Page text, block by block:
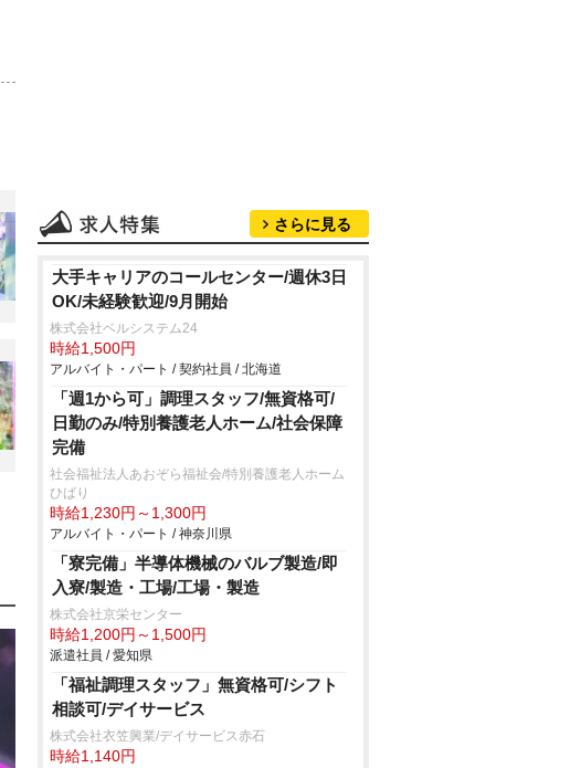
さらに見る
大手キャリアのコールセンター/週休3日
OK/未経験歓迎/9月開始
株式会社ベルシステム24
時給1,500円
アルバイト・パート / 契約社員 / 北海道
「週1から可」調理スタッフ/無資格可/
日勤のみ/特別養護老人ホーム/社会保障
完備
社会福祉法人あおぞら福祉会/特別養護老人ホーム
ひばり
時給1,230円～1,300円
アルバイト・パート / 神奈川県
「寮完備」半導体機械のバルブ製造/即
入寮/製造・工場/工場・製造
株式会社京栄センター
時給1,200円～1,500円
派遣社員 / 愛知県
「福祉調理スタッフ」無資格可/シフト
相談可/デイサービス
株式会社衣笠興業/デイサービス赤石
時給1,140円